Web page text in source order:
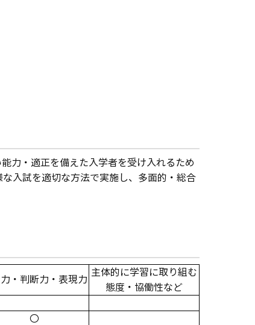
力・適正を備えた入学者を受け入れるため
入試を適切な方法で実施し、多面的・総合
・判断力・表現力
主体的に学習に取り組む
態度・協働性など
〇